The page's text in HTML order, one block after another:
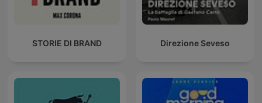
STORIE DI BRAND Direzione Seveso